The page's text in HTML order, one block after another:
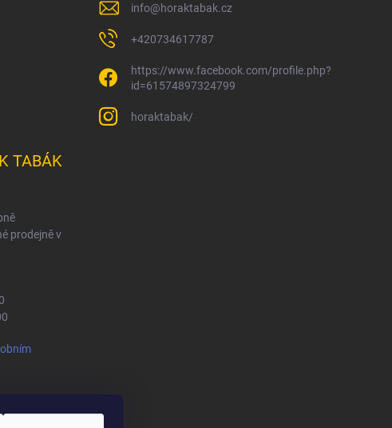
info@horaktabak.cz
+420734617787
https://www.facebook.com/profile.php?
id=61574897324799
horaktabak/
TABÁK
prodejně v